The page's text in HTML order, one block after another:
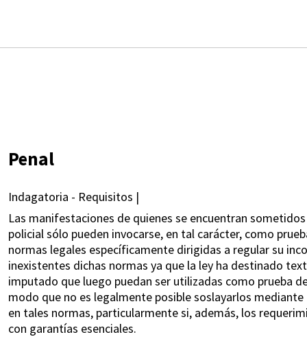
Penal
Indagatoria - Requisitos |
Las manifestaciones de quienes se encuentran
policial sólo pueden invocarse, en tal carácter, como
normas legales específicamente dirigidas a regular su
inexistentes dichas normas ya que la ley ha destinado
imputado que luego puedan ser utilizadas como prueba
modo que no es legalmente posible soslayarlos
en tales normas, particularmente si, además, los
con garantías esenciales.